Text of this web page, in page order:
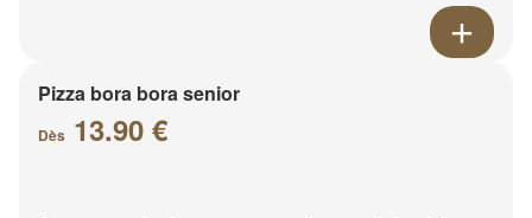
Pizza bora bora senior
Dès 13.90 €